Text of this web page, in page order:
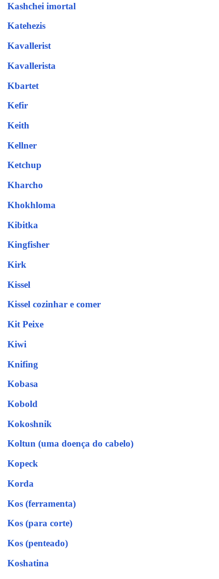
Kashchei imortal
Katehezis
Kavallerist
Kavallerista
Kbartet
Kefir
Keith
Kellner
Ketchup
Kharcho
Khokhloma
Kibitka
Kingfisher
Kirk
Kissel
Kissel cozinhar e comer
Kit Peixe
Kiwi
Knifing
Kobasa
Kobold
Kokoshnik
Koltun (uma doença do cabelo)
Kopeck
Korda
Kos (ferramenta)
Kos (para corte)
Kos (penteado)
Koshatina